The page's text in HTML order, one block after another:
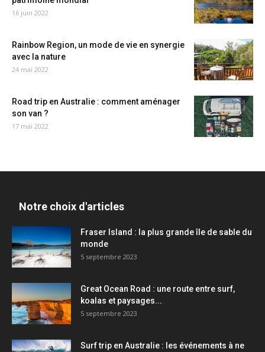
16 juin 2022
Rainbow Region, un mode de vie en synergie
avec la nature
24 mai 2022
Road trip en Australie : comment aménager
son van ?
17 mai 2022
Notre choix d'articles
Fraser Island : la plus grande île de sable du
monde
5 septembre 2023
Great Ocean Road : une route entre surf,
koalas et paysages...
5 septembre 2023
Surf trip en Australie : les événements à ne